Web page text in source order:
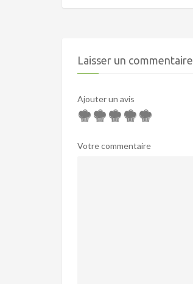
Laisser un commentaire
Ajouter un avis
Votre commentaire